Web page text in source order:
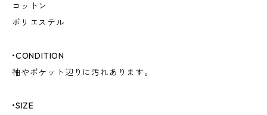
コットン
ポリエステル
•CONDITION
袖やポケット辺りに汚れあります。
•SIZE